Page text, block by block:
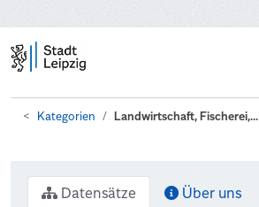
Kategorien Landwirtschaft, Fischerei,...
Datensätze Über uns